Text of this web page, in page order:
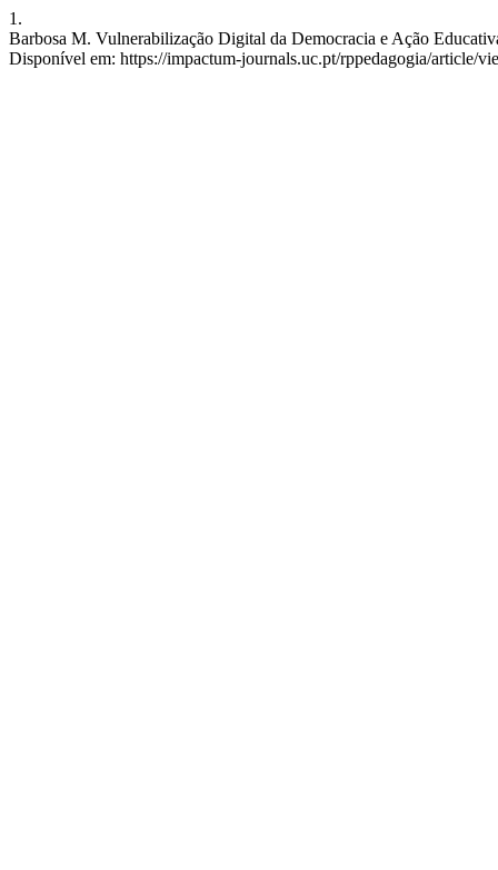
1.
Barbosa M. Vulnerabilização Digital da Democracia e Ação
Disponível em: https://impactum-journals.uc.pt/rppedagogia/article/